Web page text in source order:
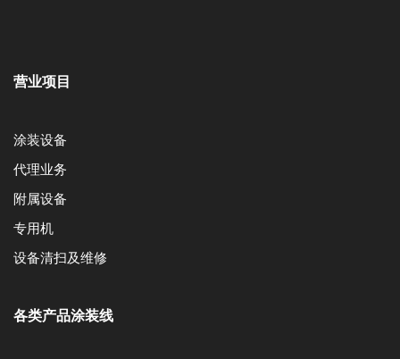
营业项目
涂装设备
代理业务
附属设备
专用机
设备清扫及维修
各类产品涂装线